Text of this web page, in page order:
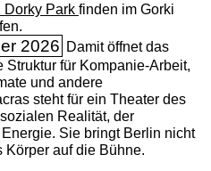
Dorky Park finden im Gorki
2026 Damit öffnet das
Struktur für Kompanie-Arbeit,
und andere
steht für ein Theater des
Realität, der
Sie bringt Berlin nicht
Körper auf die Bühne.